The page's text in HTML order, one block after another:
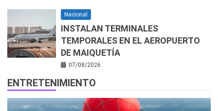
Nacional
INSTALAN TERMINALES
TEMPORALES EN EL AEROPUERTO
DE MAIQUETÍA
07/08/2026
ENTRETENIMIENTO